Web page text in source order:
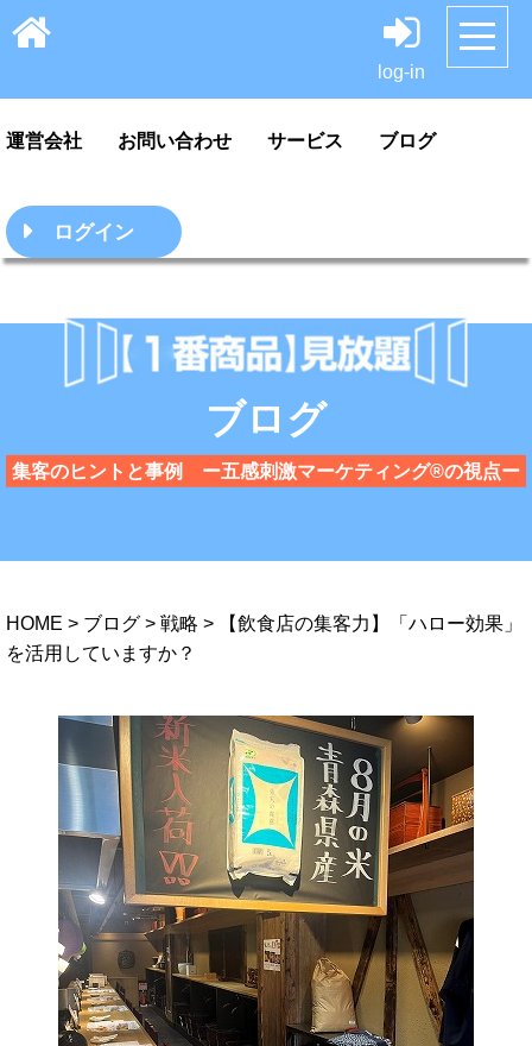
log-in
HOME 料金案内・ご利用方法
運営会社 お問い合わせ サービス ブログ
ログイン
ブログ
集客のヒントと事例 ー五感刺激マーケティング®の視点ー
HOME > ブログ > 戦略 >
【飲食店の集客力】「ハロー効果」
を活用していますか？